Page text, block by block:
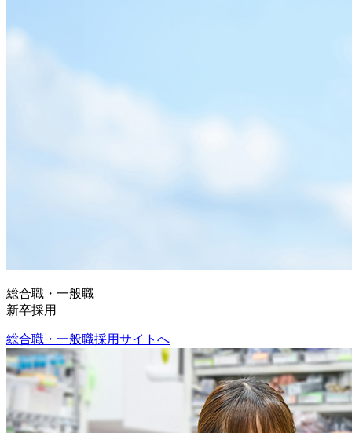
総合職・一般職
新卒採用
総合職・一般職採用サイトへ